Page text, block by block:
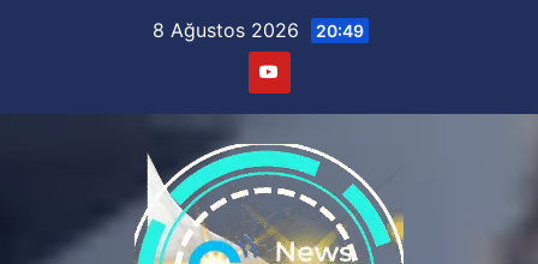
8 Ağustos 2026 20:49